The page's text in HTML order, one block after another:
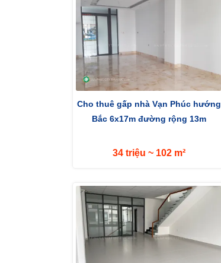
Cho thuê gấp nhà Vạn Phúc hướng
Bắc 6x17m đường rộng 13m
34 triệu ~ 102 m²